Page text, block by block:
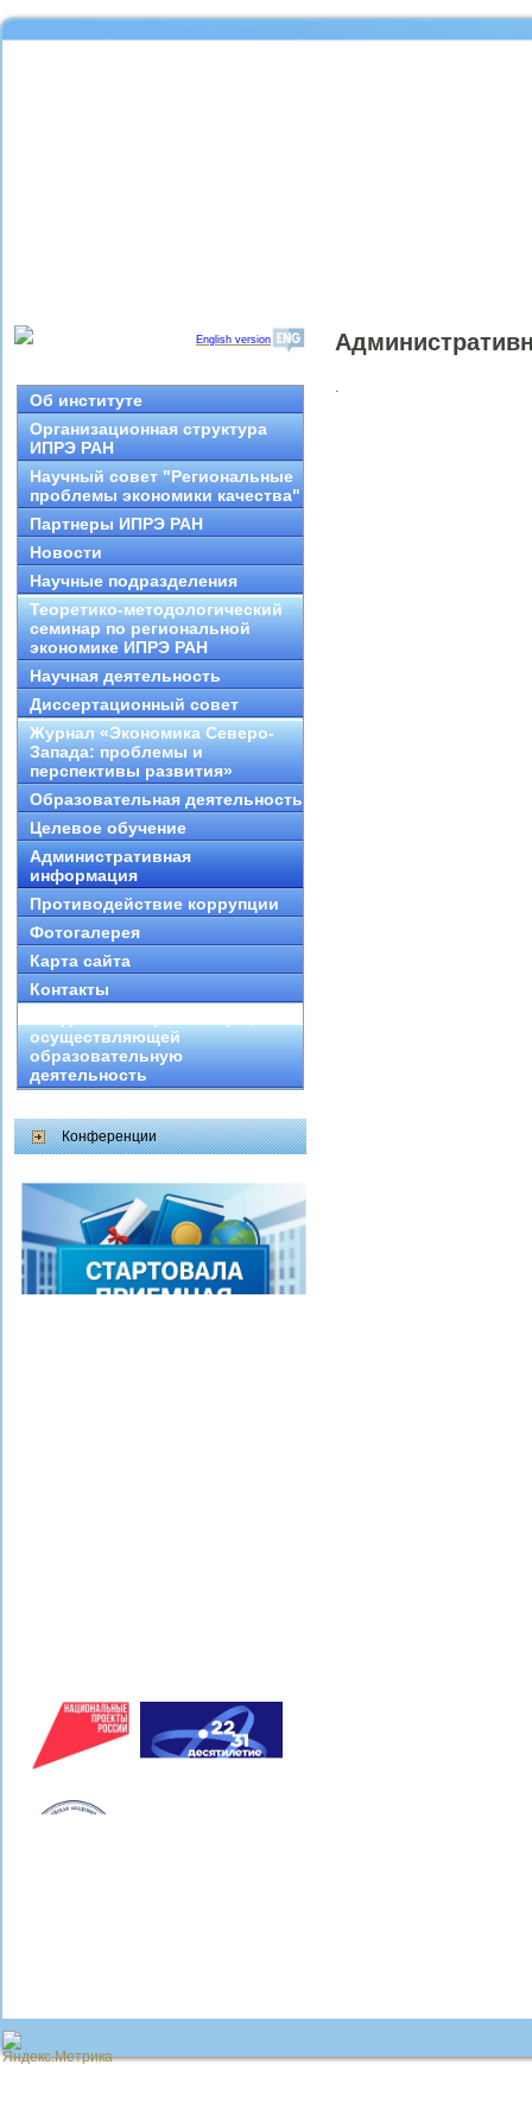
English version
Об институте
Организационная структура
ИПРЭ РАН
Научный совет "Региональные
проблемы экономики качества"
Партнеры ИПРЭ РАН
Новости
Научные подразделения
Теоретико-методологический
семинар по региональной
экономике ИПРЭ РАН
Научная деятельность
Диссертационный совет
Журнал «Экономика Северо-
Запада: проблемы и
перспективы развития»
Образовательная деятельность
Целевое обучение
Административная
информация
Противодействие коррупции
Фотогалерея
Карта сайта
Контакты
осуществляющей
образовательную
деятельность
Конференции
.